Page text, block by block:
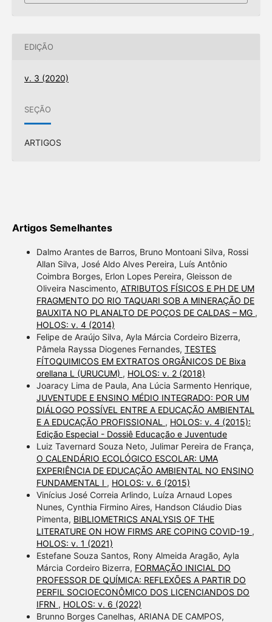
EDIÇÃO
v. 3 (2020)
SEÇÃO
ARTIGOS
Artigos Semelhantes
Dalmo Arantes de Barros, Bruno Montoani Silva, Rossi
Allan Silva, José Aldo Alves Pereira, Luís Antônio
Coimbra Borges, Erlon Lopes Pereira, Gleisson de
Oliveira Nascimento, ATRIBUTOS FÍSICOS E PH DE UM
FRAGMENTO DO RIO TAQUARI SOB A MINERAÇÃO DE
BAUXITA NO PLANALTO DE POÇOS DE CALDAS – MG ,
HOLOS: v. 4 (2014)
Felipe de Araújo Silva, Ayla Márcia Cordeiro Bizerra,
Pâmela Rayssa Diogenes Fernandes, TESTES
FÍTOQUIMICOS EM EXTRATOS ORGÂNICOS DE Bixa
orellana L (URUCUM) , HOLOS: v. 2 (2018)
Joaracy Lima de Paula, Ana Lúcia Sarmento Henrique,
JUVENTUDE E ENSINO MÉDIO INTEGRADO: POR UM
DIÁLOGO POSSÍVEL ENTRE A EDUCAÇÃO AMBIENTAL
E A EDUCAÇÃO PROFISSIONAL , HOLOS: v. 4 (2015):
Edição Especial - Dossiê Educação e Juventude
Luiz Tavernard Souza Neto, Julimar Pereira de França,
O CALENDÁRIO ECOLÓGICO ESCOLAR: UMA
EXPERIÊNCIA DE EDUCAÇÃO AMBIENTAL NO ENSINO
FUNDAMENTAL I , HOLOS: v. 6 (2015)
Vinícius José Correia Arlindo, Luíza Arnaud Lopes
Nunes, Cynthia Firmino Aires, Handson Cláudio Dias
Pimenta, BIBLIOMETRICS ANALYSIS OF THE
LITERATURE ON HOW FIRMS ARE COPING COVID-19 ,
HOLOS: v. 1 (2021)
Estefane Souza Santos, Rony Almeida Aragão, Ayla
Márcia Cordeiro Bizerra, FORMAÇÃO INICIAL DO
PROFESSOR DE QUÍMICA: REFLEXÕES A PARTIR DO
PERFIL SOCIOECONÔMICO DOS LICENCIANDOS DO
IFRN , HOLOS: v. 6 (2022)
Brunno Borges Canelhas, ARIANA DE CAMPOS,